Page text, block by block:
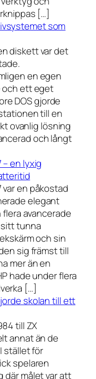
[…]
som
diskett var det
en egen
och ett eget
DOS gjorde
till en
ovanlig lösning
och långt
– en lyxig
var en påkostad
elegant
avancerade
tunna
och sin
sig främst till
mer än en
hade under flera
[…]
skolan till ett
till ZX
annat än de
stället för
spelaren
där målet var att